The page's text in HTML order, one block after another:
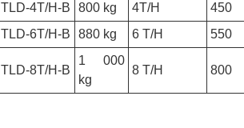
TLD-4T/H-B 800 kg 4T/H 450
TLD-6T/H-B
880 kg 6 T/H 550
TLD-8T/H-B
1 000
kg
8 T/H 800